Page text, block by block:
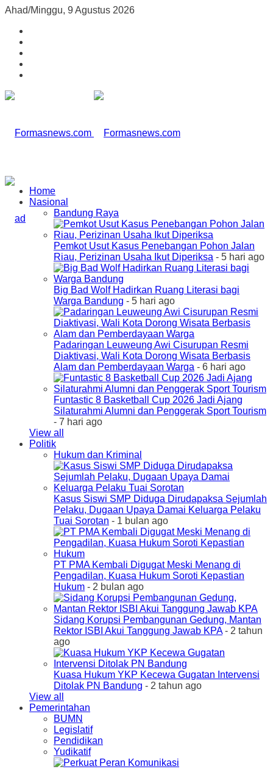
Ahad/Minggu, 9 Agustus 2026
Home
Nasional
Bandung Raya
Pemkot Usut Kasus Penebangan Pohon Jalan
Riau, Perizinan Usaha Ikut Diperiksa - 5 hari ago
Big Bad Wolf Hadirkan Ruang Literasi bagi
Warga Bandung - 5 hari ago
Padaringan Leuweung Awi Cisurupan Resmi
Diaktivasi, Wali Kota Dorong Wisata Berbasis
Alam dan Pemberdayaan Warga - 6 hari ago
Funtastic 8 Basketball Cup 2026 Jadi Ajang
Silaturahmi Alumni dan Penggerak Sport Tourism
- 7 hari ago
View all
Politik
Hukum dan Kriminal
Kasus Siswi SMP Diduga Dirudapaksa Sejumlah
Pelaku, Dugaan Upaya Damai Keluarga Pelaku
Tuai Sorotan - 1 bulan ago
PT PMA Kembali Digugat Meski Menang di
Pengadilan, Kuasa Hukum Soroti Kepastian
Hukum - 2 bulan ago
Sidang Korupsi Pembangunan Gedung, Mantan
Rektor ISBI Akui Tanggung Jawab KPA- 2 tahun
ago
Kuasa Hukum YKP Kecewa Gugatan Intervensi
Ditolak PN Bandung - 2 tahun ago
View all
Pemerintahan
BUMN
Legislatif
Pendidikan
Yudikatif